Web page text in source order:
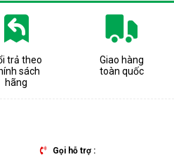
trả theo
sách
hãng
Giao hàng
toàn quốc
Gọi hỗ trợ :